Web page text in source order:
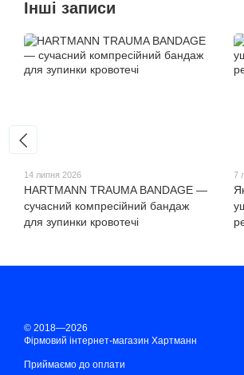
Інші записи
14 липня 2026
HARTMANN TRAUMA BANDAGE —
сучасний компресійний бандаж
для зупинки кровотечі
7
© 2018—2026
Фірмовий інтернет-магазин Хартманн
Приймаємо до оплати